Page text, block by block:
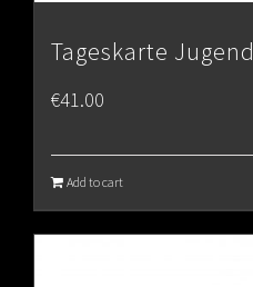
Tageskarte Jugend
€41.00
Add to cart